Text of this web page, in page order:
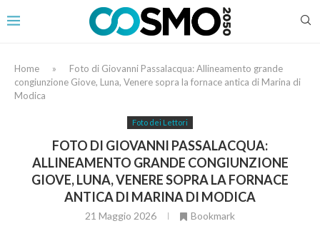
Home »
Foto di Giovanni Passalacqua: Allineamento grande
congiunzione Giove, Luna, Venere sopra la fornace antica di Marina di
Modica
Foto dei Lettori
FOTO DI GIOVANNI PASSALACQUA:
ALLINEAMENTO GRANDE CONGIUNZIONE
GIOVE, LUNA, VENERE SOPRA LA FORNACE
ANTICA DI MARINA DI MODICA
21 Maggio 2026 Bookmark